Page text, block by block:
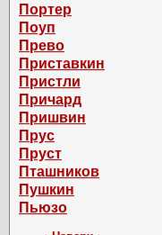
Портер
Поуп
Прево
Приставкин
Пристли
Причард
Пришвин
Прус
Пруст
Пташников
Пушкин
Пьюзо